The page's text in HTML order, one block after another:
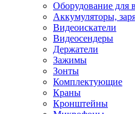
Оборудование для
Аккумуляторы,
Видеоискатели
Видеосендеры
Держатели
Зажимы
Зонты
Комплектующие
Краны
Кронштейны